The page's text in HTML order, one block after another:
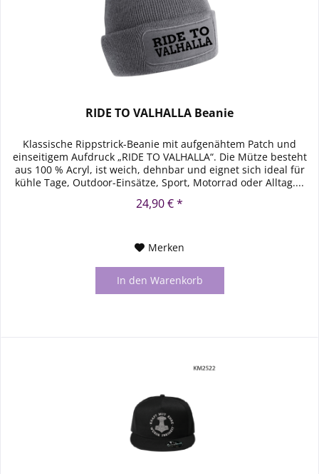
RIDE TO VALHALLA Beanie
Klassische Rippstrick-Beanie mit aufgenähtem Patch und
einseitigem Aufdruck „RIDE TO VALHALLA“. Die Mütze besteht
aus 100 % Acryl, ist weich, dehnbar und eignet sich ideal für
kühle Tage, Outdoor-Einsätze, Sport, Motorrad oder Alltag....
24,90 € *
Merken
In den Warenkorb